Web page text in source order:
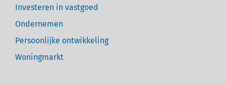
Investeren in vastgoed
Ondernemen
Persoonlijke ontwikkeling
Woningmarkt